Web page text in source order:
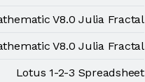
V8.0 Julia Fractal
V8.0 Julia Fractal
Lotus 1-2-3 Spreadsheet